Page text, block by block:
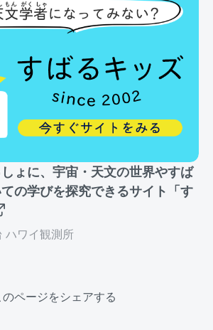
ょに、宇宙・天文の世界やすば
の学びを探究できるサイト「す
ハワイ観測所
のページをシェアする